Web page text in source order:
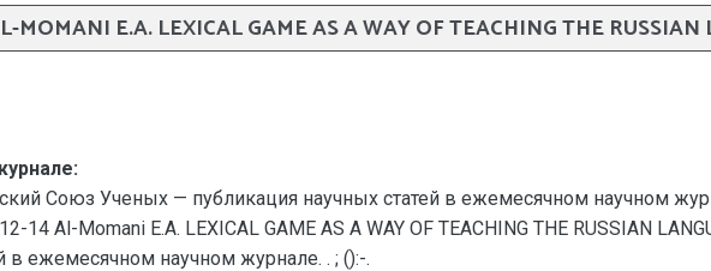
MOMANI E.A. LEXICAL GAME AS A WAY OF TEACHING THE RUSSIAN
Союз Ученых — публикация научных статей в ежемесячном научном
14 Al-Momani E.A. LEXICAL GAME AS A WAY OF TEACHING THE RUSSIAN
в ежемесячном научном журнале. . ; ():-.